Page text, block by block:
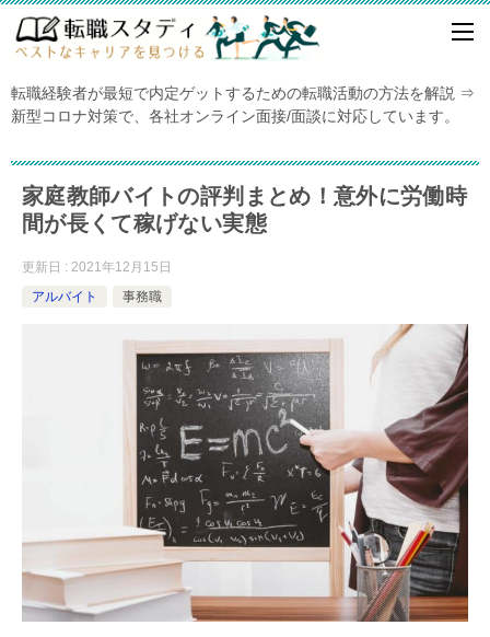
転職経験者が最短で内定ゲットするための転職活動の方法を解説 ⇒
新型コロナ対策で、各社オンライン面接/面談に対応しています。
家庭教師バイトの評判まとめ！意外に労働時
間が長くて稼げない実態
更新日 : 2021年12月15日
アルバイト
事務職